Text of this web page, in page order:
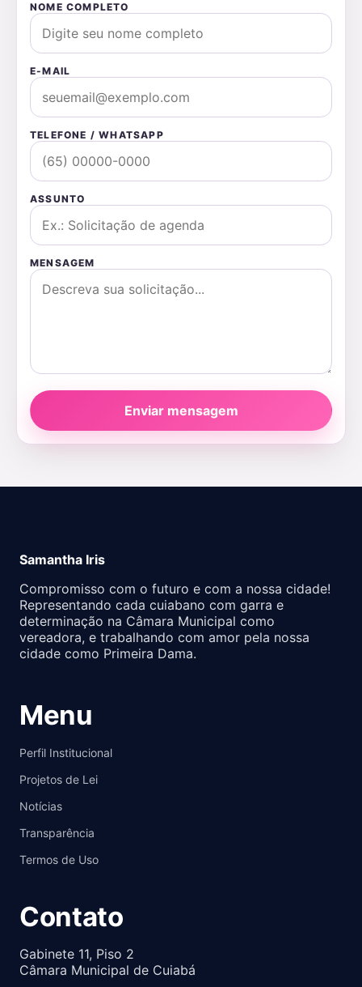
NOME COMPLETO
E-MAIL
TELEFONE / WHATSAPP
ASSUNTO
MENSAGEM
Enviar mensagem
Samantha Iris
Compromisso com o futuro e com a nossa cidade!
Representando cada cuiabano com garra e
determinação na Câmara Municipal como
vereadora, e trabalhando com amor pela nossa
cidade como Primeira Dama.
Menu
Perfil Institucional
Projetos de Lei
Notícias
Transparência
Termos de Uso
Contato
Gabinete 11, Piso 2
Câmara Municipal de Cuiabá